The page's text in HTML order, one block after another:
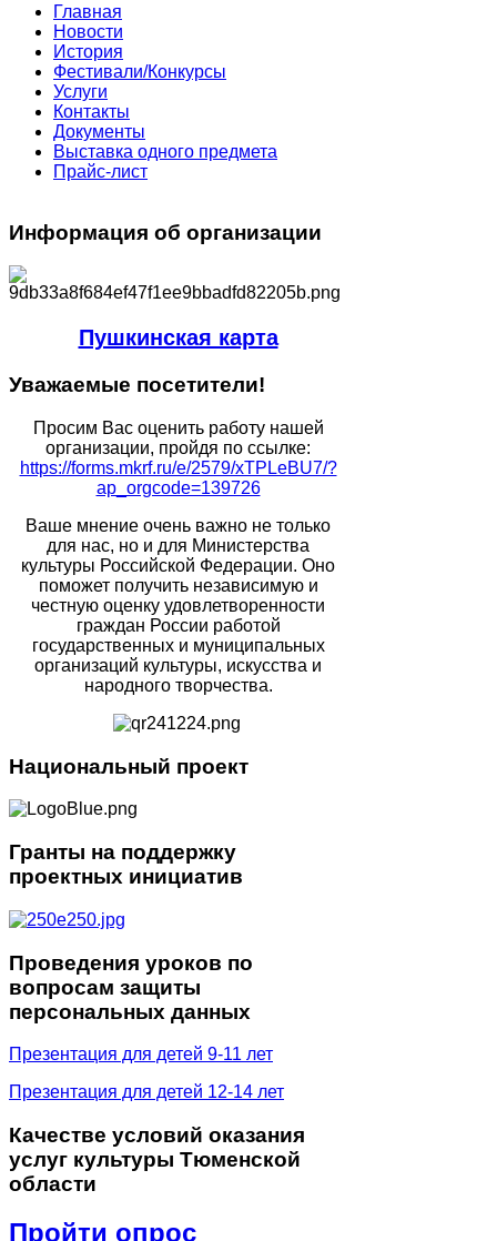
Главная
Новости
История
Фестивали/Конкурсы
Услуги
Контакты
Документы
Выставка одного предмета
Прайс-лист
Информация об организации
Пушкинская карта
Уважаемые посетители!
Просим Вас оценить работу нашей
организации, пройдя по ссылке:
https://forms.mkrf.ru/e/2579/xTPLeBU7/?
ap_orgcode=139726
Ваше мнение очень важно не только
для нас, но и для Министерства
культуры Российской Федерации. Оно
поможет получить независимую и
честную оценку удовлетворенности
граждан России работой
государственных и муниципальных
организаций культуры, искусства и
народного творчества.
Национальный проект
Гранты на поддержку
проектных инициатив
Проведения уроков по
вопросам защиты
персональных данных
Презентация для детей 9-11 лет
Презентация для детей 12-14 лет
Качестве условий оказания
услуг культуры Тюменской
области
Пройти опрос